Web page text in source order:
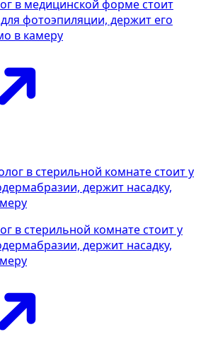
в медицинской форме стоит
фотоэпиляции, держит его
в камеру
в стерильной комнате стоит у
держит насадку,